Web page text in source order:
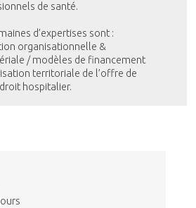
de santé.
d’expertises sont :
organisationnelle &
/ modèles de financement
territoriale de l’offre de
hospitalier.